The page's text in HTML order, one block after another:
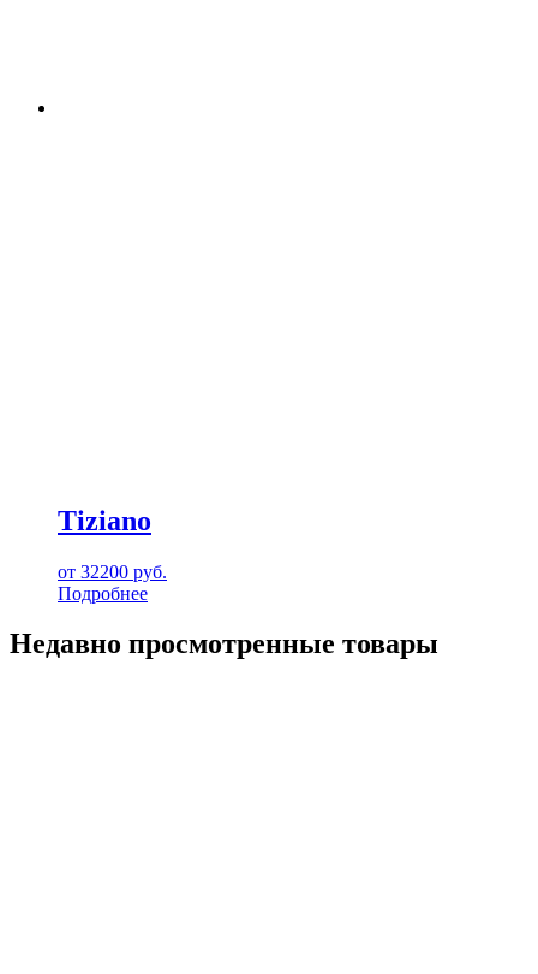
Tiziano
от 32200 руб.
Подробнее
Недавно просмотренные товары